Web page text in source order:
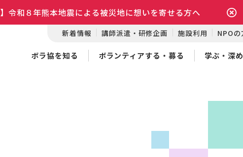
令和８年熊本地震による被災地に想いを寄せる方へ
新着情報 講師派遣・研修企画 施設利用 NPOの
ボラ協を知る ボランティアする・募る 学ぶ・深